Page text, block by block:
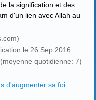
la signification et des
d'un lien avec Allah au
le 26 Sep 2016
quotidienne: 7)
d'augmenter sa foi